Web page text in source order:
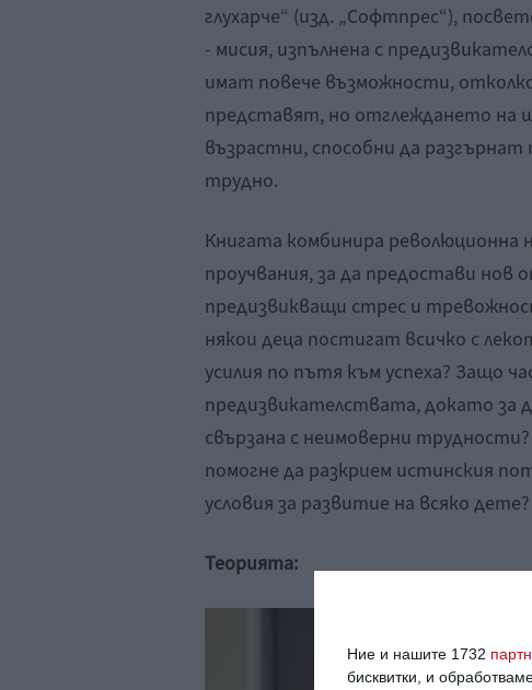
Ние и нашите 1732
бисквитки, и
глухарче“ (изд. „Софтпрес“),
- мисия, изпълнена с
имат повече възможности,
представят, но отглеждането на
възрастни, способни да разгърнат
трудно.
Книгата комбинира революционна
проучвания, за да предостави нов
предизвикващи стрес и
някои деца постигат всичко с
усилия по пътя към успеха? Защо
предизвикателствата, докато за
свързана с неимоверни
помогне да разкрием истинския
условия за развитие на всяко дете?
Теорията: